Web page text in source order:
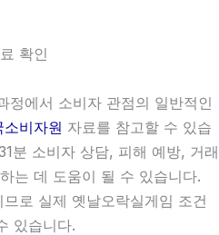
확인
정에서 소비자 관점의 일반적인
소비자원 자료를 참고할 수 있습
분 소비자 상담, 피해 예방, 거래
는 데 도움이 될 수 있습니다.
로 실제 옛날오락실게임 조건
있습니다.